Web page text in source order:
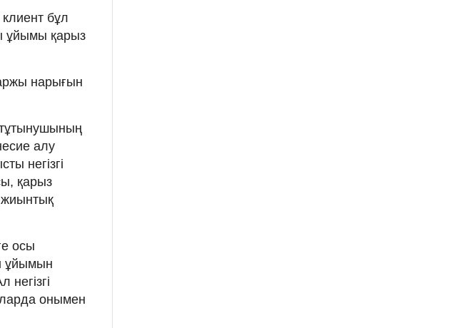
бұл
ұйымы қарыз
нарығын
тұтынушының
алу
негізгі
қарыз
жиынтық
осы
ұйымын
негізгі
онымен